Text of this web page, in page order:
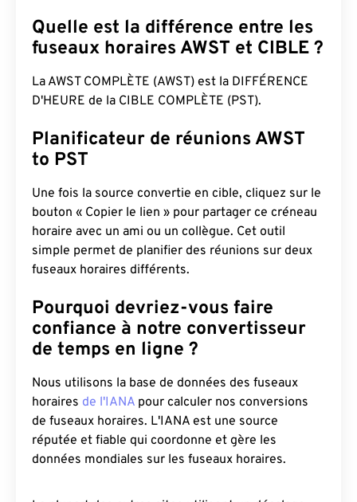
Quelle est la différence entre les
fuseaux horaires AWST et CIBLE ?
La AWST COMPLÈTE (AWST) est la DIFFÉRENCE
D'HEURE de la CIBLE COMPLÈTE (PST).
Planificateur de réunions AWST
to PST
Une fois la source convertie en cible, cliquez sur le
bouton « Copier le lien » pour partager ce créneau
horaire avec un ami ou un collègue. Cet outil
simple permet de planifier des réunions sur deux
fuseaux horaires différents.
Pourquoi devriez-vous faire
confiance à notre convertisseur
de temps en ligne ?
Nous utilisons la base de données des fuseaux
horaires de l'IANA pour calculer nos conversions
de fuseaux horaires. L'IANA est une source
réputée et fiable qui coordonne et gère les
données mondiales sur les fuseaux horaires.